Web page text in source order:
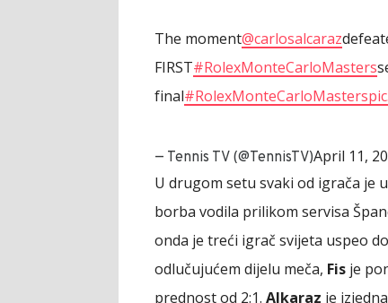
The moment@carlosalcaraz
FIRST#RolexMonteCarloMasters
final#RolexMonteCarloMasters
— Tennis TV (@TennisTV)April 11,
U drugom setu svaki od igrača je
borba vodila prilikom servisa
onda je treći igrač svijeta uspeo
odlučujućem dijelu meča, Fis je
prednost od 2:1. Alkaraz je